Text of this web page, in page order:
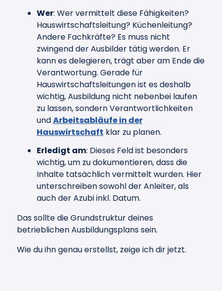
Wer: Wer vermittelt diese Fähigkeiten?
Hauswirtschaftsleitung? Küchenleitung?
Andere Fachkräfte? Es muss nicht
zwingend der Ausbilder tätig werden. Er
kann es delegieren, trägt aber am Ende die
Verantwortung. Gerade für
Hauswirtschaftsleitungen ist es deshalb
wichtig, Ausbildung nicht nebenbei laufen
zu lassen, sondern Verantwortlichkeiten
undArbeitsabläufe in der
Hauswirtschaft klar zu planen.
Erledigt am: Dieses Feld ist besonders
wichtig, um zu dokumentieren, dass die
Inhalte tatsächlich vermittelt wurden. Hier
unterschreiben sowohl der Anleiter, als
auch der Azubi inkl. Datum.
Das sollte die Grundstruktur deines
betrieblichen Ausbildungsplans sein.
Wie du ihn genau erstellst, zeige ich dir jetzt.